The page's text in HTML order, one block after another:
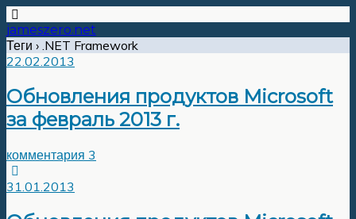
jameszero.net
Теги › .NET Framework
22.02.2013
Обновления продуктов Microsoft
за февраль 2013 г.
комментария 3
31.01.2013